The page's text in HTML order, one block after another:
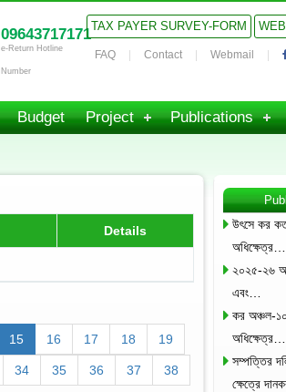
09643717171
e-Return Hotline
Number
TAX PAYER SURVEY-FORM
FAQ Contact Webmail
Budget Project Publications
Details
15 16 17 18 19
34 35 36 37 38
উৎসে কর
অধিক্ষেত্র…
২০২৫-২৬
এবং…
কর অঞ্চল-
অধিক্ষেত্র…
সম্পত্তির
ক্ষেত্রে